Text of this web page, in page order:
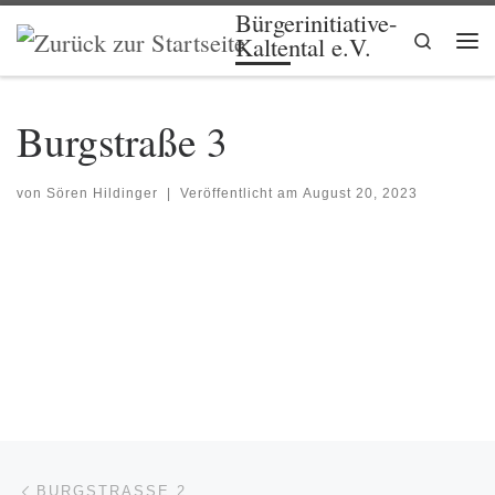
Zum Inhalt springen Bürgerinitiative-
Kaltental e.V.
Search
Burgstraße 3
von Sören Hildinger Veröffentlicht am August 20, 2023
Beitragsnavigation
BURGSTRASSE 2